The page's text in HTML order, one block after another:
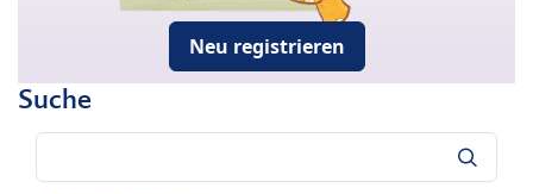
Neu registrieren
Suche